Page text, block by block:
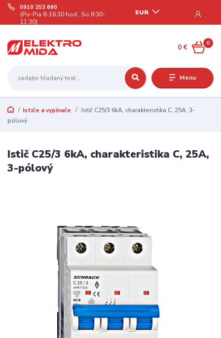
Menu
EUR
0910 253 660
(Po-Pia 8-16:30 hod., So 8:30-
11:30)
0
0 €
Ističe a vypínače
Istič C25/3 6kA, charakteristika C, 25A, 3-
pólový
Istič C25/3 6kA, charakteristika C, 25A,
3-pólový